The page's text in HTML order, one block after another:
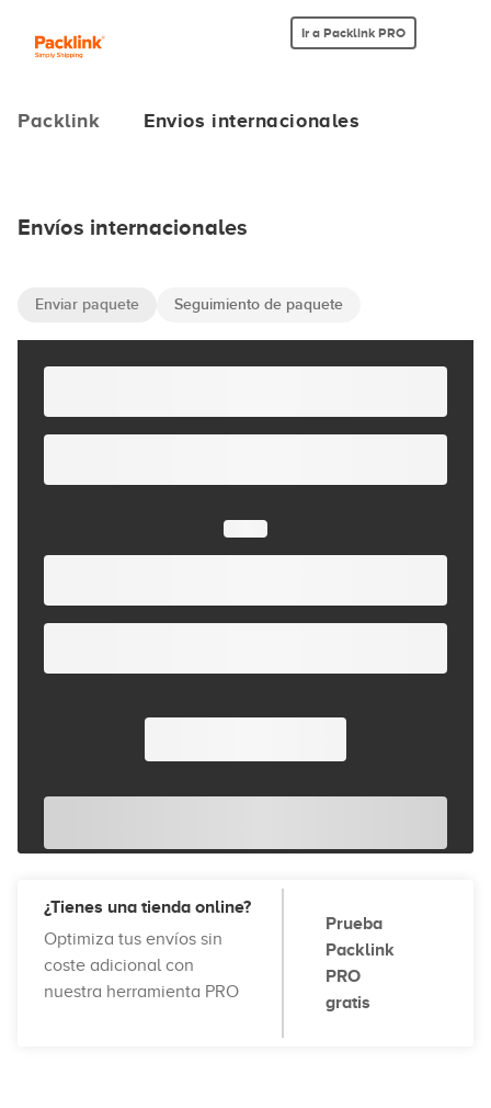
Ir a Packlink PRO
Packlink Envios internacionales
Envíos internacionales
Enviar paquete Seguimiento de paquete
¿Tienes una tienda online?
Optimiza tus envíos sin
coste adicional con
nuestra herramienta PRO
Prueba
Packlink
PRO
gratis